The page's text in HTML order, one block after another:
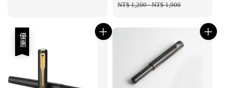
price
NT$ 1,200-NT$ 1,900
優惠